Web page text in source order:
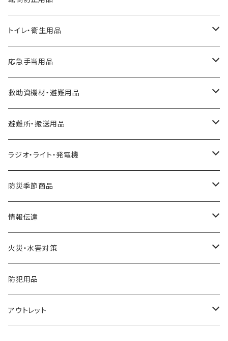
パスタ
スープ
缶詰
パン
レトルト食品
リゾット
非常食セット
一食ボックス
一食パック
インスタント麺
耐震マット
転倒防止用具
ガラス飛散防止フィルム
ブレーカー遮断装置
金具・ストッパー・ワイヤー
落下防止
トイレ・衛生用品
Letito
簡易トイレ
組み立て式簡易トイレ
トイレテント
衛生用品
応急手当用品
救急セット
止血・包帯・処置用品
救助資機材・避難用品
非常持出袋
ずきん・ヘルメット
工具
避難所・搬送用品
緊急避難所
テント
リアカー・避難車
担架
簡易ベッド
ラジオ・ライト・発電機
ガソリン缶
ガソリン携行缶
発電機
充電器・電池
防災季節商品
寒さ対策
暑さ・熱中症対策
情報伝達
メモ
メガホン・拡声器
火災・水害対策
ボート
防犯用品
アウトレット